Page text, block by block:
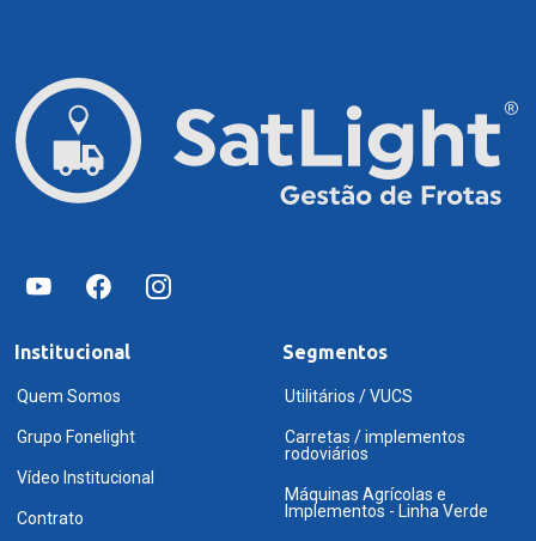
Institucional
Quem Somos
Grupo Fonelight
Vídeo Institucional
Contrato
Segmentos
Utilitários / VUCS
Carretas / implementos
rodoviários
Máquinas Agrícolas e
Implementos - Linha Verde